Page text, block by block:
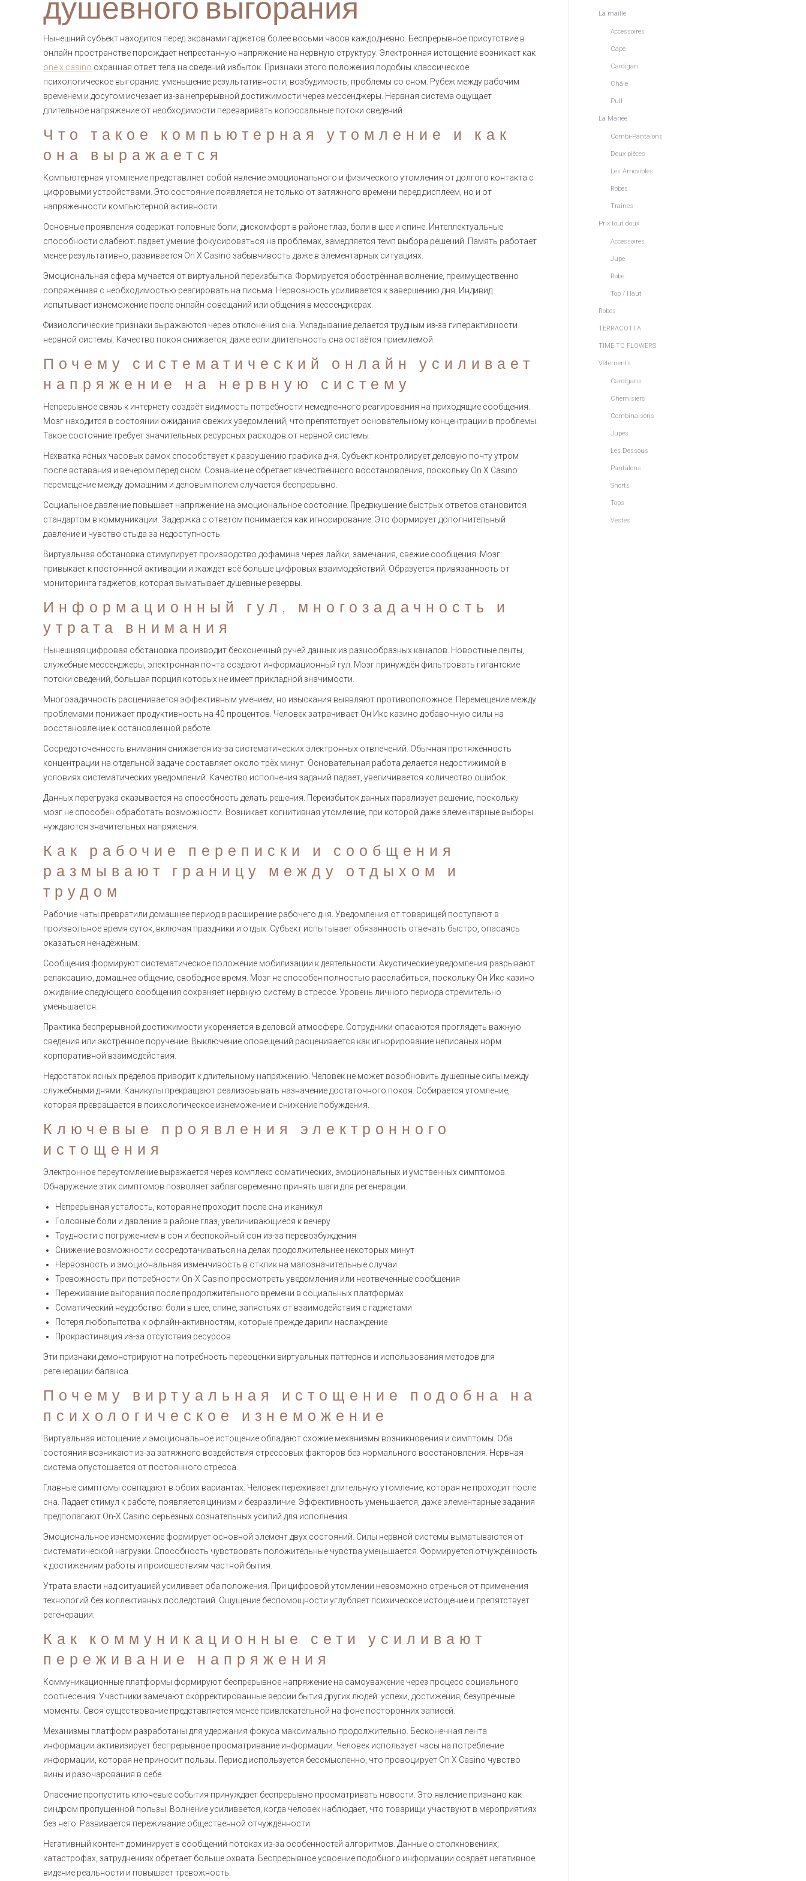
Нынешний субъект находится перед экранами гаджетов более восьми часов каждодневно. Беспрерывное присутствие в
онлайн пространстве порождает непрестанную напряжение на нервную структуру. Электронная истощение возникает как
one x casino охранная ответ тела на сведений избыток. Признаки этого положения подобны классическое
психологическое выгорание: уменьшение результативности, возбудимость, проблемы со сном. Рубеж между рабочим
временем и досугом исчезает из-за непрерывной достижимости через мессенджеры. Нервная система ощущает
длительное напряжение от необходимости переваривать колоссальные потоки сведений.
Что такое компьютерная утомление и как
она выражается
Компьютерная утомление представляет собой явление эмоционального и физического утомления от долгого контакта с
цифровыми устройствами. Это состояние появляется не только от затяжного времени перед дисплеем, но и от
напряжённости компьютерной активности.
Основные проявления содержат головные боли, дискомфорт в районе глаз, боли в шее и спине. Интеллектуальные
способности слабеют: падает умение фокусироваться на проблемах, замедляется темп выбора решений. Память работает
менее результативно, развивается On X Casino забывчивость даже в элементарных ситуациях.
Эмоциональная сфера мучается от виртуальной переизбытка. Формируется обострённая волнение, преимущественно
сопряжённая с необходимостью реагировать на письма. Нервозность усиливается к завершению дня. Индивид
испытывает изнеможение после онлайн-совещаний или общения в мессенджерах.
Физиологические признаки выражаются через отклонения сна. Укладывание делается трудным из-за гиперактивности
нервной системы. Качество покоя снижается, даже если длительность сна остаётся приемлемой.
Почему систематический онлайн усиливает
напряжение на нервную систему
Непрерывное связь к интернету создаёт видимость потребности немедленного реагирования на приходящие сообщения.
Мозг находится в состоянии ожидания свежих уведомлений, что препятствует основательному концентрации в проблемы.
Такое состояние требует значительных ресурсных расходов от нервной системы.
Нехватка ясных часовых рамок способствует к разрушению графика дня. Субъект контролирует деловую почту утром
после вставания и вечером перед сном. Сознание не обретает качественного восстановления, поскольку On X Casino
перемещение между домашним и деловым полем случается беспрерывно.
Социальное давление повышает напряжение на эмоциональное состояние. Предвкушение быстрых ответов становится
стандартом в коммуникации. Задержка с ответом понимается как игнорирование. Это формирует дополнительный
давление и чувство стыда за недоступность.
Виртуальная обстановка стимулирует производство дофамина через лайки, замечания, свежие сообщения. Мозг
привыкает к постоянной активации и жаждет всё больше цифровых взаимодействий. Образуется привязанность от
мониторинга гаджетов, которая выматывает душевные резервы.
Информационный гул, многозадачность и
утрата внимания
Нынешняя цифровая обстановка производит бесконечный ручей данных из разнообразных каналов. Новостные ленты,
служебные мессенджеры, электронная почта создают информационный гул. Мозг принуждён фильтровать гигантские
потоки сведений, большая порция которых не имеет прикладной значимости.
Многозадачность расценивается эффективным умением, но изыскания выявляют противоположное. Перемещение между
проблемами понижает продуктивность на 40 процентов. Человек затрачивает Он Икс казино добавочную силы на
восстановление к остановленной работе.
Сосредоточенность внимания снижается из-за систематических электронных отвлечений. Обычная протяжённость
концентрации на отдельной задаче составляет около трёх минут. Основательная работа делается недостижимой в
условиях систематических уведомлений. Качество исполнения заданий падает, увеличивается количество ошибок.
Данных перегрузка сказывается на способность делать решения. Переизбыток данных парализует решение, поскольку
мозг не способен обработать возможности. Возникает когнитивная утомление, при которой даже элементарные выборы
нуждаются значительных напряжения.
Как рабочие переписки и сообщения
размывают границу между отдыхом и
трудом
Рабочие чаты превратили домашнее период в расширение рабочего дня. Уведомления от товарищей поступают в
произвольное время суток, включая праздники и отдых. Субъект испытывает обязанность отвечать быстро, опасаясь
оказаться ненадёжным.
Сообщения формируют систематическое положение мобилизации к деятельности. Акустические уведомления разрывают
релаксацию, домашнее общение, свободное время. Мозг не способен полностью расслабиться, поскольку Он Икс казино
ожидание следующего сообщения сохраняет нервную систему в стрессе. Уровень личного периода стремительно
уменьшается.
Практика беспрерывной достижимости укореняется в деловой атмосфере. Сотрудники опасаются проглядеть важную
сведения или экстренное поручение. Выключение оповещений расценивается как игнорирование неписаных норм
корпоративной взаимодействия.
Недостаток ясных пределов приводит к длительному напряжению. Человек не может возобновить душевные силы между
служебными днями. Каникулы прекращают реализовывать назначение достаточного покоя. Собирается утомление,
которая превращается в психологическое изнеможение и снижение побуждения.
Ключевые проявления электронного
истощения
Электронное переутомление выражается через комплекс соматических, эмоциональных и умственных симптомов.
Обнаружение этих симптомов позволяет заблаговременно принять шаги для регенерации.
Непрерывная усталость, которая не проходит после сна и каникул
Головные боли и давление в районе глаз, увеличивающиеся к вечеру
Трудности с погружением в сон и беспокойный сон из-за перевозбуждения
Снижение возможности сосредотачиваться на делах продолжительнее некоторых минут
Нервозность и эмоциональная изменчивость в отклик на малозначительные случаи
Тревожность при потребности On-X Casino просмотреть уведомления или неотвеченные сообщения
Переживание выгорания после продолжительного времени в социальных платформах
Соматический неудобство: боли в шее, спине, запястьях от взаимодействия с гаджетами
Потеря любопытства к офлайн-активностям, которые прежде дарили наслаждение
Прокрастинация из-за отсутствия ресурсов
Эти признаки демонстрируют на потребность переоценки виртуальных паттернов и использования методов для
регенерации баланса.
Почему виртуальная истощение подобна на
психологическое изнеможение
Виртуальная истощение и эмоциональное истощение обладают схожие механизмы возникновения и симптомы. Оба
состояния возникают из-за затяжного воздействия стрессовых факторов без нормального восстановления. Нервная
система опустошается от постоянного стресса.
Главные симптомы совпадают в обоих вариантах. Человек переживает длительную утомление, которая не проходит после
сна. Падает стимул к работе, появляется цинизм и безразличие. Эффективность уменьшается, даже элементарные задания
предполагают On-X Casino серьёзных сознательных усилий для исполнения.
Эмоциональное изнеможение формирует основной элемент двух состояний. Силы нервной системы выматываются от
систематической нагрузки. Способность чувствовать положительные чувства уменьшается. Формируется отчуждённость
к достижениям работы и происшествиям частной бытия.
Утрата власти над ситуацией усиливает оба положения. При цифровой утомлении невозможно отречься от применения
технологий без коллективных последствий. Ощущение беспомощности углубляет психическое истощение и препятствует
регенерации.
Как коммуникационные сети усиливают
переживание напряжения
Коммуникационные платформы формируют беспрерывное напряжение на самоуважение через процесс социального
соотнесения. Участники замечают скорректированные версии бытия других людей: успехи, достижения, безупречные
моменты. Своя существование представляется менее привлекательной на фоне посторонних записей.
Механизмы платформ разработаны для удержания фокуса максимально продолжительно. Бесконечная лента
информации активизирует беспрерывное просматривание информации. Человек использует часы на потребление
информации, которая не приносит пользы. Период используется бессмысленно, что провоцирует On X Casino чувство
вины и разочарования в себе.
Опасение пропустить ключевые события принуждает беспрерывно просматривать новости. Это явление признано как
синдром пропущенной пользы. Волнение усиливается, когда человек наблюдает, что товарищи участвуют в мероприятиях
без него. Развивается переживание общественной отчуждённости.
Негативный контент доминирует в сообщений потоках из-за особенностей алгоритмов. Данные о столкновениях,
катастрофах, затруднениях обретает больше охвата. Беспрерывное усвоение подобного информации создаёт негативное
видение реальности и повышает тревожность.
La maille
Accessoires
Cape
Cardigan
Châle
Pull
La Mariée
Combi-Pantalons
Deux pièces
Les Amovibles
Robes
Traînes
Prix tout doux
Accessoires
Jupe
Robe
Top / Haut
Robes
TERRACOTTA
TIME TO FLOWERS
Vêtements
Cardigans
Chemisiers
Combinaisons
Jupes
Les Dessous
Pantalons
Shorts
Tops
Vestes